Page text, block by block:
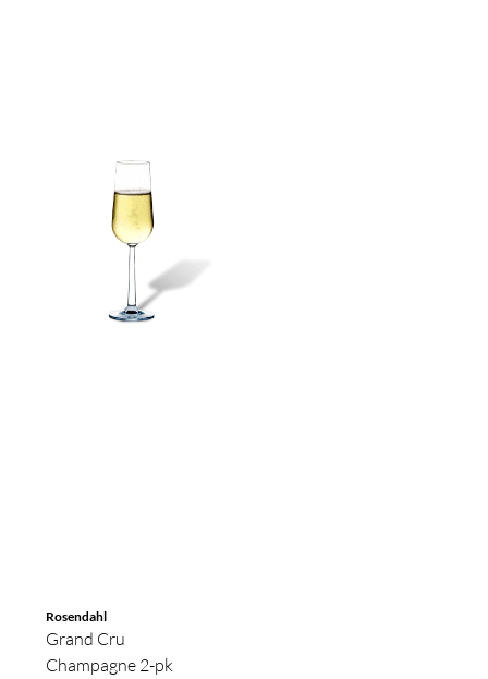
Rosendahl
Grand Cru
Champagne 2-pk